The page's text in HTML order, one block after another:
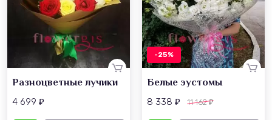
Разноцветные лучики
4 699 ₽
-25%
Белые эустомы
8 338 ₽ 11 162₽